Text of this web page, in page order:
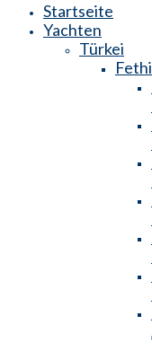
Startseite
Yachten
Türkei